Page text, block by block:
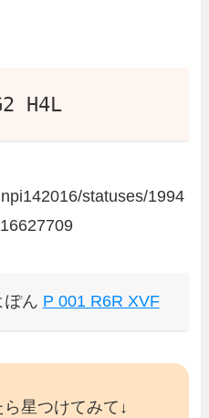
H4L
statuses/1994
ぽん P 001 R6R XVF
星つけてみて↓